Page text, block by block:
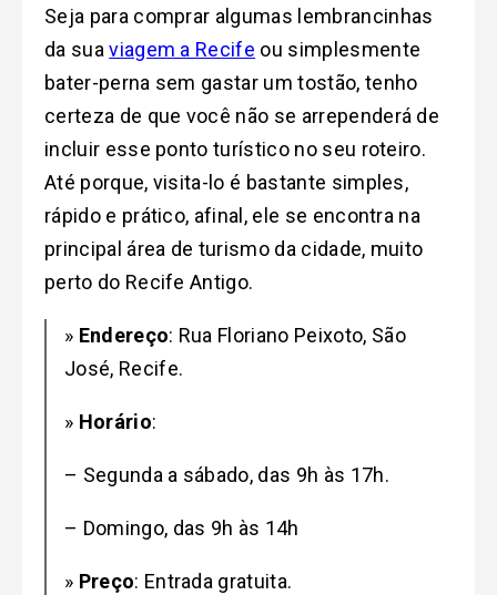
Seja para comprar algumas lembrancinhas
da suaviagem a Recife ou simplesmente
bater-perna sem gastar um tostão, tenho
certeza de que você não se arrependerá de
incluir esse ponto turístico no seu roteiro.
Até porque, visita-lo é bastante simples,
rápido e prático, afinal, ele se encontra na
principal área de turismo da cidade, muito
perto do Recife Antigo.
» Endereço: Rua Floriano Peixoto, São
José, Recife.
» Horário:
– Segunda a sábado, das 9h às 17h.
– Domingo, das 9h às 14h
» Preço: Entrada gratuita.